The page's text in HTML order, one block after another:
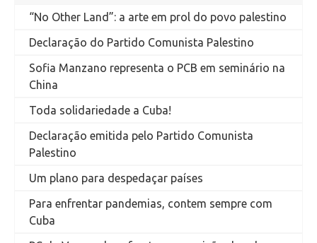
“No Other Land”: a arte em prol do povo palestino
Declaração do Partido Comunista Palestino
Sofia Manzano representa o PCB em seminário na
China
Toda solidariedade a Cuba!
Declaração emitida pelo Partido Comunista
Palestino
Um plano para despedaçar países
Para enfrentar pandemias, contem sempre com
Cuba